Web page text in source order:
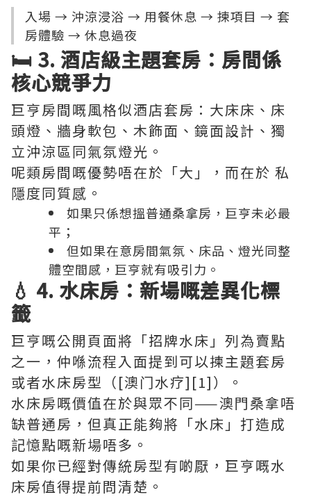
入場 → 沖涼浸浴 → 用餐休息 → 揀項目 → 套
房體驗 → 休息過夜
🛏️ 3. 酒店級主題套房：房間係
核心競爭力
巨亨房間嘅風格似酒店套房：大床床、床
頭燈、牆身軟包、木飾面、鏡面設計、獨
立沖涼區同氣氛燈光。
呢類房間嘅優勢唔在於「大」，而在於 私
隱度同質感。
如果只係想搵普通桑拿房，巨亨未必最
平；
但如果在意房間氣氛、床品、燈光同整
體空間感，巨亨就有吸引力。
💧 4. 水床房：新場嘅差異化標
籤
巨亨嘅公開頁面將「招牌水床」列為賣點
之一，仲喺流程入面提到可以揀主題套房
或者水床房型（[澳门水疗][1]）。
水床房嘅價值在於與眾不同——澳門桑拿唔
缺普通房，但真正能夠將「水床」打造成
記憶點嘅新場唔多。
如果你已經對傳統房型有啲厭，巨亨嘅水
床房值得提前問清楚。